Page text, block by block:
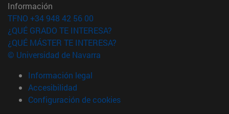
Información
TFNO +34 948 42 56 00
¿QUÉ GRADO TE INTERESA?
¿QUÉ MÁSTER TE INTERESA?
© Universidad de Navarra
Información legal
Accesibilidad
Configuración de cookies